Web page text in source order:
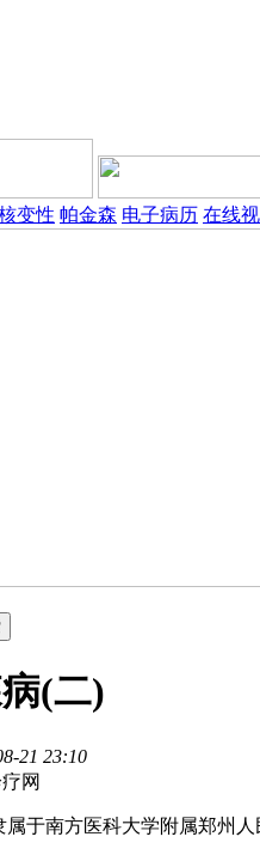
变性 帕金森 电子病历 在线
(二)
21 23:10
网
于南方医科大学附属郑州人